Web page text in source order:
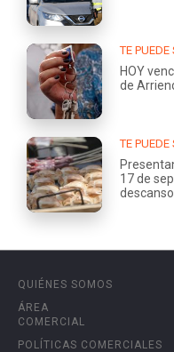
TE PUEDE
HOY
de
TE PUEDE
17 de
QUIÉNES SOMOS
ÁREA
COMERCIAL
POLÍTICAS COMERCIALES